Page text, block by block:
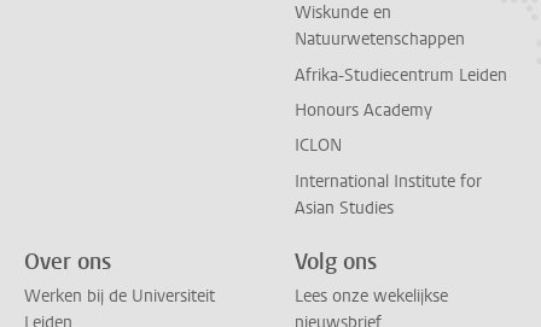
Wiskunde en
Natuurwetenschappen
Afrika-Studiecentrum Leiden
Honours Academy
ICLON
International Institute for
Asian Studies
Over ons
Werken bij de Universiteit
Volg ons
Lees onze wekelijkse